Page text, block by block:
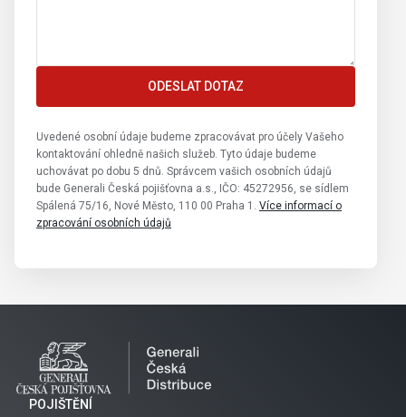
ODESLAT DOTAZ
Uvedené osobní údaje budeme zpracovávat pro účely Vašeho
kontaktování ohledně našich služeb. Tyto údaje budeme
uchovávat po dobu 5 dnů. Správcem vašich osobních údajů
bude Generali Česká pojišťovna a.s., IČO: 45272956, se sídlem
Spálená 75/16, Nové Město, 110 00 Praha 1. Více informací o
zpracování osobních údajů
POJIŠTĚNÍ